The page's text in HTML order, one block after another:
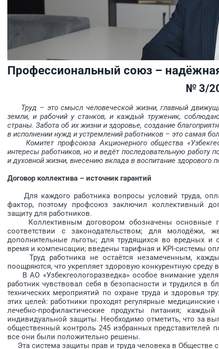
Профессиональный союз –
№ 3/
Труд – это смысл человеческой жизни, главный
земли, и рабочий у станков, и каждый труженик,
страны. Забота об их жизни и здоровье, создание
в исполнении нужд и устремлений работников – это самая
Комитет профсоюза Акционерного общества
интересы работников, но и ведёт последовательную работу
и духовной жизни, внесению вклада в воспитание здорового
Договор коллектива – источник гарантий
Для каждого работника вопросы условий труда,
фактор, поэтому профсоюз заключил коллективный
защиту для работников.
Коллективным договором обозначены основные
соответствии с законодательством; для
дополнительные льготы; для трудящихся во вредных и
время и компенсации; введены тарифная и KPI-системы
Труд работника не остаётся незамеченным,
поощряются, что укрепляет здоровую конкурентную среду
В АО «Узбекгеологоразведка» особое внимание
работник чувствовал себя в безопасности и трудился в
технических мероприя­тий по охране труда и здоровья
этих целей: работники проходят регулярные
лечебно-профилактические продукты питания;
индивидуальной защиты. Необходимо отметить, что за
общественный контроль 245 избранных представителей
все они были положительно решены.
Эта система защиты прав и труда человека в Обществе